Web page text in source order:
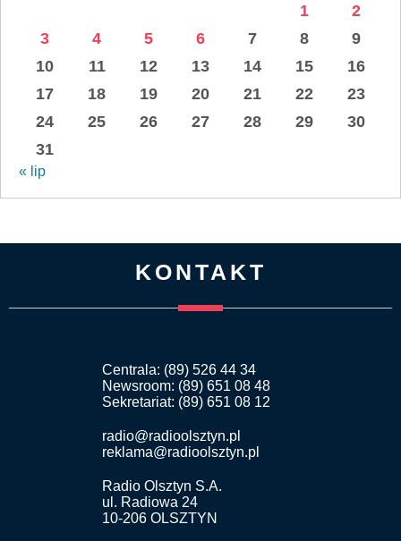
1
2
3
4 5 6 7 8
9
10
11 12 13 14 15
16
17
18 19 20 21 22
23
24
25 26 27 28 29
30
31
« lip
KONTAKT
Centrala: (89) 526 44 34
Newsroom: (89) 651 08 48
Sekretariat: (89) 651 08 12
radio@radioolsztyn.pl
reklama@radioolsztyn.pl
Radio Olsztyn S.A.
ul. Radiowa 24
10-206 OLSZTYN